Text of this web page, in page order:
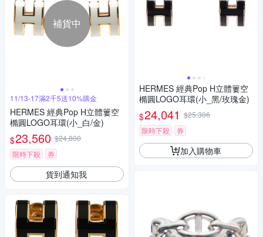
補貨中
11/13-17滿2千5送10%購金
HERMES 經典Pop H立體簍空
橢圓LOGO耳環(小_白/金)
$23,560 $24,800
限時下殺
券
貨到通知我
HERMES 經典Pop H立體簍空
橢圓LOGO耳環(小_黑/玫瑰金)
$24,041 $25,306
限時下殺
券
加入購物車